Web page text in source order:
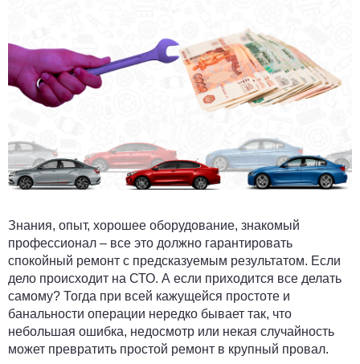
Знания, опыт, хорошее оборудование, знакомый
профессионал – все это должно гарантировать
спокойный ремонт с предсказуемым результатом. Если
дело происходит на СТО. А если приходится все делать
самому? Тогда при всей кажущейся простоте и
банальности операции нередко бывает так, что
небольшая ошибка, недосмотр или некая случайность
может превратить простой ремонт в крупный провал.